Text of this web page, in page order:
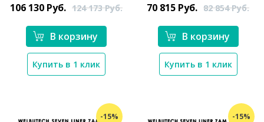
106 130 Руб. 124 173Руб.
В корзину
Купить в 1 клик
70 815 Руб. 82 854Руб.
В корзину
Купить в 1 клик
-15% -15%